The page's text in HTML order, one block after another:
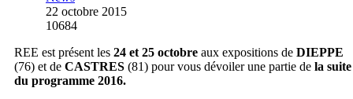
22 octobre 2015
10684
REE est présent les 24 et 25 octobre aux expositions de DIEPPE
(76) et de CASTRES (81) pour vous dévoiler une partie de la suite
du programme 2016.